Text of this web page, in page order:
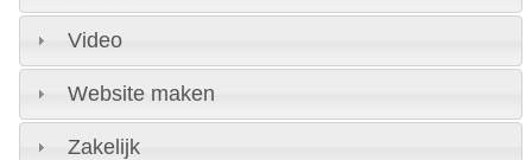
Video
Website maken
Zakelijk